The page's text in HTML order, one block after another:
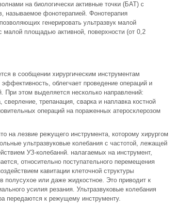
на биологически активные точки (БАТ) с
называемое фонотерапией. Фонотерапия
генерировать ультразвук малой
малой площадью активной, поверхности (от 0,2
в сообщении хирургическим инструментам
облегчает проведение операций и
этом выделяется несколько направлений:
сверление, трепанация, сварка и наплавка костной
операций на пораженных атеросклерозом
на лезвие режущего инструмента, которому хирургом
ультразвуковые колебания с частотой, лежащей
УЗ-колебаннй. налагаемых на инструмент,
относительно поступательного перемещения
кавитации клеточной структуры
полусухое или даже жидкостное. Это приводит к
усилия резания. Ультразвуковые колебания
передаются к режущему инструменту.